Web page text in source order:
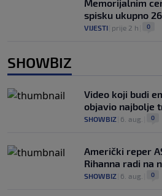
Memorijalnim
spisku ukupno 26
VIJESTI prije 2 h 0
SHOWBIZ
Video koji budi
objavio najbolje
SHOWBIZ 6. aug. 0
Američki reper
Rihanna radi na
SHOWBIZ 6. aug. 0